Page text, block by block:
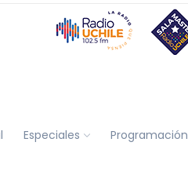
Especiales Programación